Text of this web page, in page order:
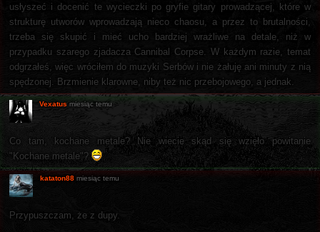
usłyszeć i docenić te wycieczki po gryfie gitary prowadzącej, które w
strukturę utworów wprowadzają nieco chaosu, a przez to brutalności,
trzeba się skupić i mieć ucho bardziej wrażliwe na detale, niż w
przypadku szarego zjadacza Cannibal Corpse. W każdym razie, temat
odgrzałeś, więc wróciłem do muzyki Serbów i nie żałuję ani minuty z nią
spędzonej. Brzmienie klarowne, niby też nic przebojowego, a jednak.
Vexatus miesiąc temu
Co tam, kochane metale? Nie wiecie skąd się wzięło powitanie
"Kochane metale"?
kataton88 miesiąc temu
Przypuszczam, że z dupy.